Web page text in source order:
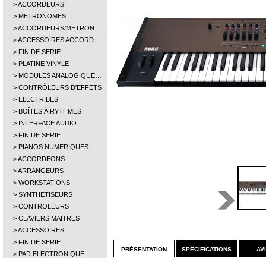
ACCORDEURS
METRONOMES
ACCORDEURS/METRON…
ACCESSOIRES ACCORD…
FIN DE SERIE
PLATINE VINYLE
MODULES ANALOGIQUE…
CONTRÔLEURS D'EFFETS
ELECTRIBES
BOÎTES À RYTHMES
INTERFACE AUDIO
FIN DE SERIE
PIANOS NUMERIQUES
ACCORDEONS
ARRANGEURS
WORKSTATIONS
SYNTHETISEURS
CONTROLEURS
CLAVIERS MAITRES
ACCESSOIRES
FIN DE SERIE
PAD ELECTRONIQUE
présentation spécifications